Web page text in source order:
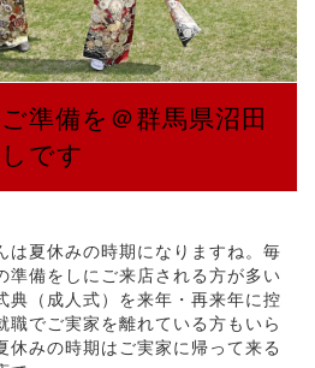
準備を＠群馬県沼田
です
は夏休みの時期になりますね。毎
準備をしにご来店される方が多い
典（成人式）を来年・再来年に控
職でご実家を離れている方もいら
休みの時期はご実家に帰って来る